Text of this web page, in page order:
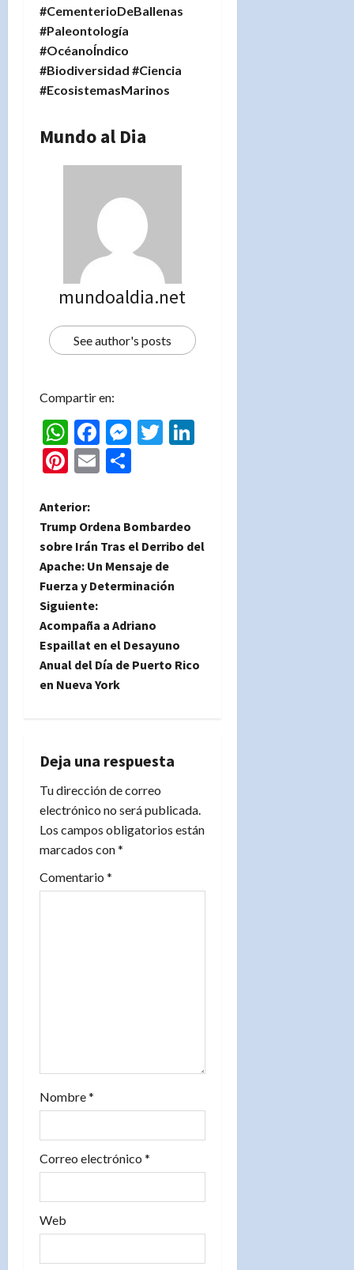
#CementerioDeBallenas
#Paleontología
#OcéanoÍndico
#Biodiversidad #Ciencia
#EcosistemasMarinos
Mundo al Dia
mundoaldia.net
See author's posts
Compartir en:
WhatsApp
Facebook
Messenger
Twitter
Pinterest
Email
N
a
v
e
g
a
ó
n
d
e
d
a
s
Anterior:
Trump Ordena Bombardeo
sobre Irán Tras el Derribo del
Apache: Un Mensaje de
Fuerza y Determinación
Siguiente:
Acompaña a Adriano
Espaillat en el Desayuno
Anual del Día de Puerto Rico
en Nueva York
Deja una respuesta
Tu dirección de correo
electrónico no será publicada.
Los campos obligatorios están
marcados con*
Comentario *
Nombre*
Correo electrónico *
Web